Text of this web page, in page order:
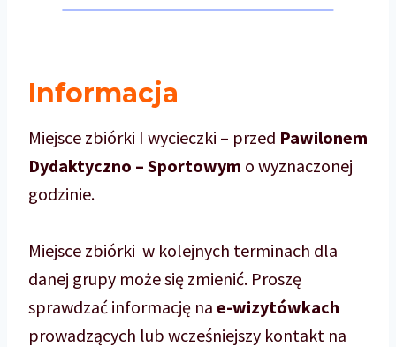
Informacja
Miejsce zbiórki I wycieczki – przed Pawilonem
Dydaktyczno – Sportowym o wyznaczonej
godzinie.
Miejsce zbiórki w kolejnych terminach dla
danej grupy może się zmienić. Proszę
sprawdzać informację na e-wizytówkach
prowadzących lub wcześniejszy kontakt na